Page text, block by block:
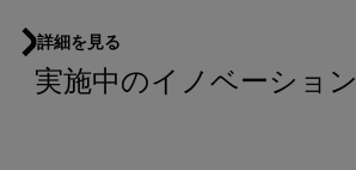
詳細を見る
実施中のイノベーション